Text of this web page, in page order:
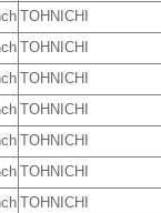
TOHNICHI
TOHNICHI
TOHNICHI
TOHNICHI
TOHNICHI
TOHNICHI
TOHNICHI